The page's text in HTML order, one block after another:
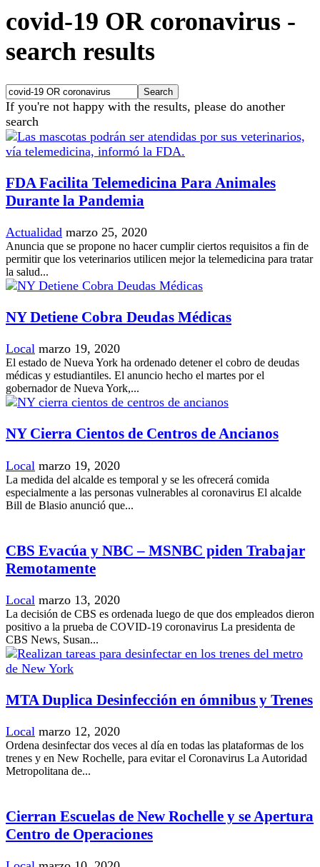
covid-19 OR coronavirus -
search results
If you're not happy with the results, please do another
search
FDA Facilita Telemedicina Para Animales
Durante la Pandemia
Actualidad marzo 25, 2020
Anuncia que se propone no hacer cumplir ciertos requisitos a fin de
permitir que los veterinarios utilicen mejor la telemedicina para tratar
la salud...
NY Detiene Cobra Deudas Médicas
Local marzo 19, 2020
El estado de Nueva York ha ordenado detener el cobro de deudas
médicas y estudiantiles. El anuncio hecho el martes por el
gobernador de Nueva York,...
NY Cierra Cientos de Centros de Ancianos
Local marzo 19, 2020
La medida del alcalde es temporal y se les ofrecerá comida
especialmente a las personas vulnerables al coronavirus El alcalde
Bill de Blasio anunció que...
CBS Evacúa y NBC – MSNBC piden Trabajar
Remotamente
Local marzo 13, 2020
La decisión de CBS es ordenada luego de que dos empleados dieron
positivo a la prueba de COVID-19 coronavirus La presidenta de
CBS News, Susan...
MTA Duplica Desinfección en ómnibus y Trenes
Local marzo 12, 2020
Ordena desinfectar dos veces al día en todas las plataformas de los
trenes y en New Rochelle, para evitar el Coronavirus La Autoridad
Metropolitana de...
Cierran Escuelas de New Rochelle y se Apertura
Centro de Operaciones